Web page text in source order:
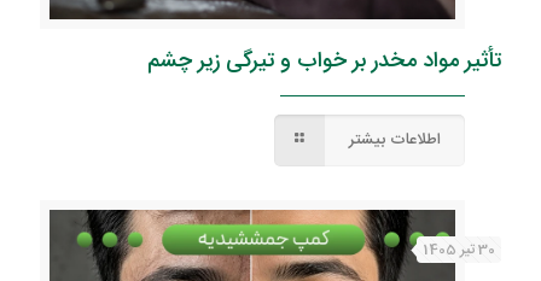
تأثیر مواد مخدر بر خواب و تیرگی زیر چشم
اطلاعات بیشتر
30 تیر 1405